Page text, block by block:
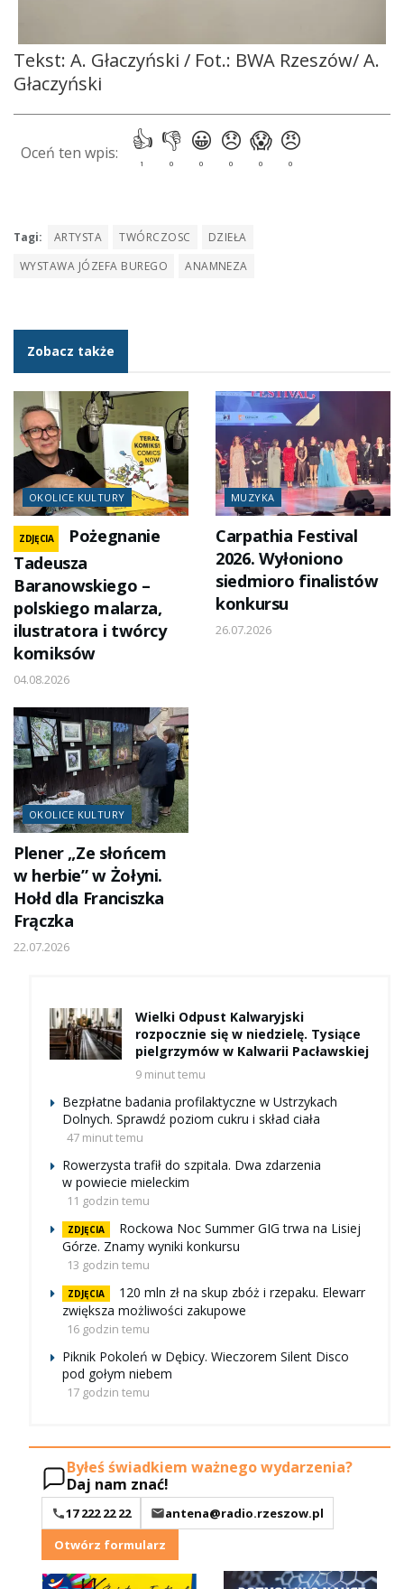
Tekst: A. Głaczyński / Fot.: BWA Rzeszów/ A.
Głaczyński
Tagi: ARTYSTA TWÓRCZOSC
DZIEŁA
WYSTAWA JÓZEFA BUREGO
ANAMNEZA
Zobacz także
OKOLICE KULTURY
ZDJĘCIA
Pożegnanie
Tadeusza
Baranowskiego –
polskiego malarza,
ilustratora i twórcy
komiksów
04.08.2026
MUZYKA
Carpathia Festival
2026. Wyłoniono
siedmioro finalistów
konkursu
26.07.2026
OKOLICE KULTURY
Plener „Ze słońcem
w herbie” w Żołyni.
Hołd dla Franciszka
Frączka
22.07.2026
Wielki Odpust Kalwaryjski
rozpocznie się w niedzielę. Tysiące
pielgrzymów w Kalwarii Pacławskiej
9 minut temu
Bezpłatne badania profilaktyczne w Ustrzykach
Dolnych. Sprawdź poziom cukru i skład ciała
47 minut temu
Rowerzysta trafił do szpitala. Dwa zdarzenia
w powiecie mieleckim
11 godzin temu
ZDJĘCIA
Rockowa Noc Summer GIG trwa na Lisiej
Górze. Znamy wyniki konkursu
13 godzin temu
ZDJĘCIA
120 mln zł na skup zbóż i rzepaku. Elewarr
zwiększa możliwości zakupowe
16 godzin temu
Piknik Pokoleń w Dębicy. Wieczorem Silent Disco
pod gołym niebem
17 godzin temu
Byłeś świadkiem ważnego wydarzenia?
Daj nam znać!
17 222 22 22
antena@radio.rzeszow.pl
Otwórz formularz